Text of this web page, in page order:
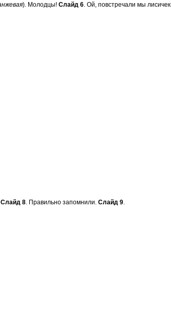
). Молодцы! Слайд 6 . Ой, повстречали мы лисичек.
Слайд 8. Правильно запомнили. Слайд 9.